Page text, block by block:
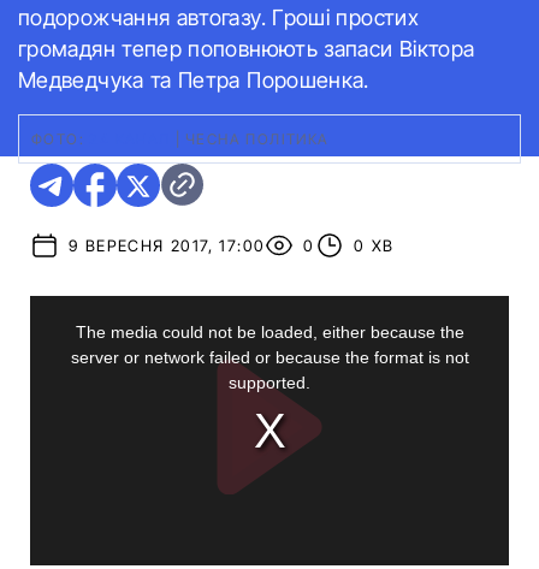
подорожчання автогазу. Гроші простих
громадян тепер поповнюють запаси Віктора
Медведчука та Петра Порошенка.
ФОТО: ЧЕСНА ПОЛІТИКА
9 ВЕРЕСНЯ 2017, 17:00 0 0 ХВ